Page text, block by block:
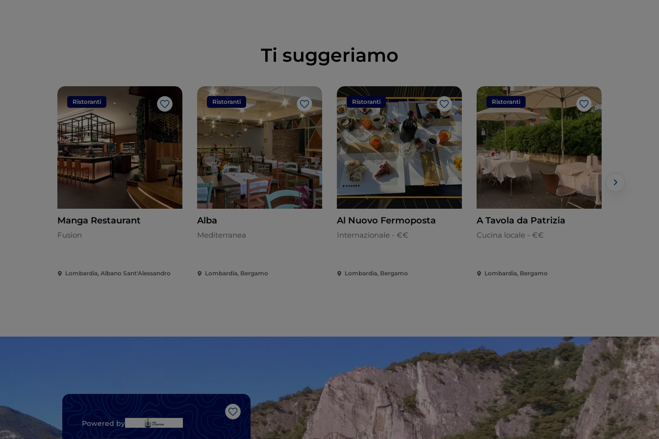
Ti suggeriamo
Ristoranti
Like
Manga Restaurant
Fusion
Lombardia, Albano Sant'Alessandro
Ristoranti
Like
Alba
Mediterranea
Lombardia, Bergamo
Ristoranti
Like
Al Nuovo Fermoposta
Internazionale - €€
Lombardia, Bergamo
Ristoranti
Like
A Tavola da Patrizia
Cucina locale - €€
Lombardia, Bergamo
Like
Powered by